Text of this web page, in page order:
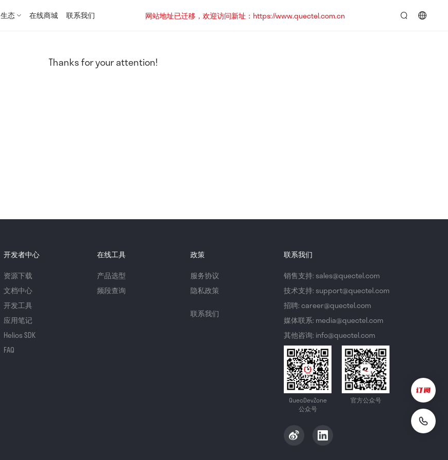
生态 在线商城 联系我们
网站地址已迁移，欢迎访问新址：https://www.quectel.com.cn
Thanks for your attention!
开发者中心
资源下载
文档中心
开发工具
应用笔记
Helios SDK
FAQ
在线工具
产品选型
频段查询
政策
服务协议
隐私政策
联系我们
联系我们
销售支持: sales@quectel.com
技术支持: support@quectel.com
招聘: career@quectel.com
媒体联系: media@quectel.com
其他咨询: info@quectel.com
QuecDevZone
公众号
官方公众号